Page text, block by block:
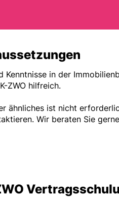
Kenntnisse in der
ZWO hilfreich.
ähnliches ist nicht
Wir beraten Sie